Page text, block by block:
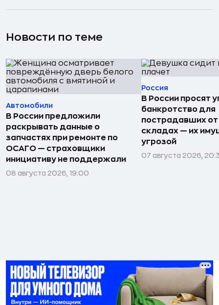
Новости по теме
Автомобили
В России предложили
раскрывать данные о
запчастях при ремонте по
ОСАГО — страховщики
инициативу не поддержали
08 августа 2026, 19:00
Россия
В России просят
банкротство для
пострадавших
складах — их
угрозой
07 августа 2026,